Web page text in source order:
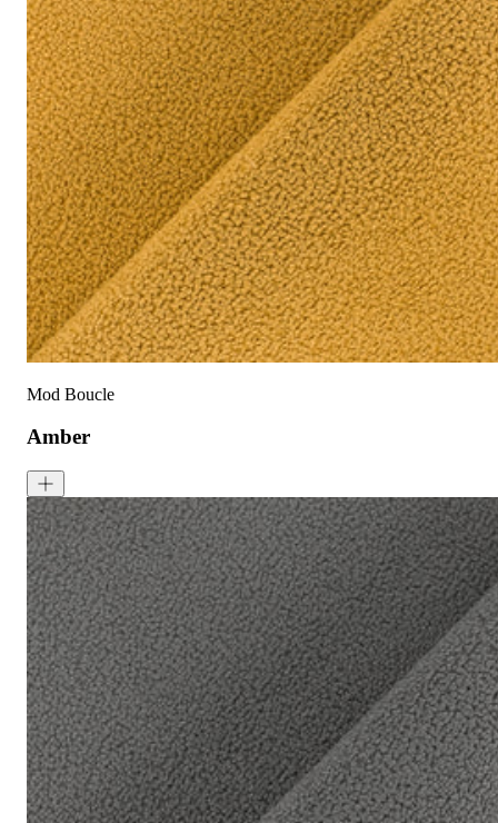
Mod Boucle
Amber
Mod Boucle - Amber
<style type="text/css"><!--td {border: 1px solid #cccccc;}br
成分:100% 聚酯
重量:580 gsm
马丁代尔耐磨测试:通过 120,000 次摩擦测试 次数
保修:3 年
材质:圈圈布
系列:Mod
技术:
已预缩水，可机洗高色牢度，不易褪色低起球面料，